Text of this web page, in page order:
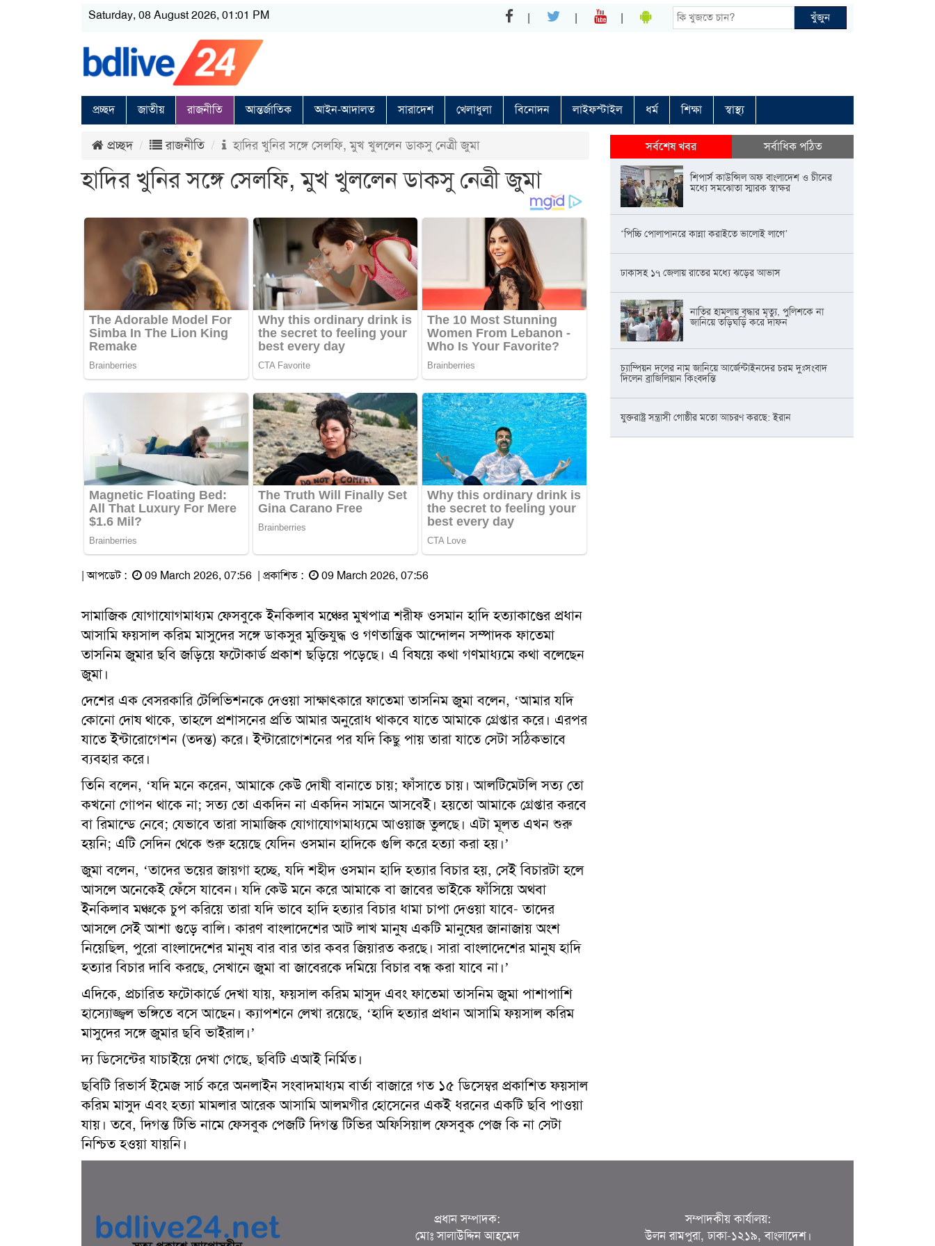
Saturday, 08 August 2026, 01:01 PM খুঁজুন
প্রচ্ছদ জাতীয় রাজনীতি আন্তর্জাতিক আইন-আদালত সারাদেশ খেলাধুলা বিনোদন লাইফস্টাইল ধর্ম শিক্ষা স্বাস্থ্য
প্রচ্ছদ রাজনীতি হাদির খুনির সঙ্গে সেলফি, মুখ খুললেন ডাকসু নেত্রী জুমা
হাদির খুনির সঙ্গে সেলফি, মুখ খুললেন ডাকসু নেত্রী জুমা
| আপডেট : 09 March 2026, 07:56 | প্রকাশিত : 09 March 2026, 07:56
সামাজিক যোগাযোগমাধ্যম ফেসবুকে ইনকিলাব মঞ্চের মুখপাত্র শরীফ ওসমান হাদি হত্যাকাণ্ডের প্রধান
আসামি ফয়সাল করিম মাসুদের সঙ্গে ডাকসুর মুক্তিযুদ্ধ ও গণতান্ত্রিক আন্দোলন সম্পাদক ফাতেমা
তাসনিম জুমার ছবি জড়িয়ে ফটোকার্ড প্রকাশ ছড়িয়ে পড়েছে। এ বিষয়ে কথা গণমাধ্যমে কথা বলেছেন
জুমা।
দেশের এক বেসরকারি টেলিভিশনকে দেওয়া সাক্ষাৎকারে ফাতেমা তাসনিম জুমা বলেন, ‘আমার যদি
কোনো দোষ থাকে, তাহলে প্রশাসনের প্রতি আমার অনুরোধ থাকবে যাতে আমাকে গ্রেপ্তার করে। এরপর
যাতে ইন্টারোগেশন (তদন্ত) করে। ইন্টারোগেশনের পর যদি কিছু পায় তারা যাতে সেটা সঠিকভাবে
ব্যবহার করে।
তিনি বলেন, ‘যদি মনে করেন, আমাকে কেউ দোষী বানাতে চায়; ফাঁসাতে চায়। আলটিমেটলি সত্য তো
কখনো গোপন থাকে না; সত্য তো একদিন না একদিন সামনে আসবেই। হয়তো আমাকে গ্রেপ্তার করবে
বা রিমান্ডে নেবে; যেভাবে তারা সামাজিক যোগাযোগমাধ্যমে আওয়াজ তুলছে। এটা মূলত এখন শুরু
হয়নি; এটি সেদিন থেকে শুরু হয়েছে যেদিন ওসমান হাদিকে গুলি করে হত্যা করা হয়।’
জুমা বলেন, ‘তাদের ভয়ের জায়গা হচ্ছে, যদি শহীদ ওসমান হাদি হত্যার বিচার হয়, সেই বিচারটা হলে
আসলে অনেকেই ফেঁসে যাবেন। যদি কেউ মনে করে আমাকে বা জাবের ভাইকে ফাঁসিয়ে অথবা
ইনকিলাব মঞ্চকে চুপ করিয়ে তারা যদি ভাবে হাদি হত্যার বিচার ধামা চাপা দেওয়া যাবে- তাদের
আসলে সেই আশা গুড়ে বালি। কারণ বাংলাদেশের আট লাখ মানুষ একটি মানুষের জানাজায় অংশ
নিয়েছিল, পুরো বাংলাদেশের মানুষ বার বার তার কবর জিয়ারত করছে। সারা বাংলাদেশের মানুষ হাদি
হত্যার বিচার দাবি করছে, সেখানে জুমা বা জাবেরকে দমিয়ে বিচার বন্ধ করা যাবে না।’
এদিকে, প্রচারিত ফটোকার্ডে দেখা যায়, ফয়সাল করিম মাসুদ এবং ফাতেমা তাসনিম জুমা পাশাপাশি
হাস্যোজ্জ্বল ভঙ্গিতে বসে আছেন। ক্যাপশনে লেখা রয়েছে, ‘হাদি হত্যার প্রধান আসামি ফয়সাল করিম
মাসুদের সঙ্গে জুমার ছবি ভাইরাল।’
দ্য ডিসেন্টের যাচাইয়ে দেখা গেছে, ছবিটি এআই নির্মিত।
ছবিটি রিভার্স ইমেজ সার্চ করে অনলাইন সংবাদমাধ্যম বার্তা বাজারে গত ১৫ ডিসেম্বর প্রকাশিত ফয়সাল
করিম মাসুদ এবং হত্যা মামলার আরেক আসামি আলমগীর হোসেনের একই ধরনের একটি ছবি পাওয়া
যায়। তবে, দিগন্ত টিভি নামে ফেসবুক পেজটি দিগন্ত টিভির অফিসিয়াল ফেসবুক পেজ কি না সেটা
নিশ্চিত হওয়া যায়নি।
সর্বশেষ খবর সর্বাধিক পঠিত
শিপার্স কাউন্সিল অফ বাংলাদেশ ও চীনের
মধ্যে সমঝোতা স্মারক স্বাক্ষর
‘পিচ্চি পোলাপানরে কান্না করাইতে ভালোই লাগে’
ঢাকাসহ ১৭ জেলায় রাতের মধ্যে ঝড়ের আভাস
নাতির হামলায় বৃদ্ধার মৃত্যু, পুলিশকে না
জানিয়ে তড়িঘড়ি করে দাফন
চ্যাম্পিয়ন দলের নাম জানিয়ে আর্জেন্টাইনদের চরম দুঃসংবাদ
দিলেন ব্রাজিলিয়ান কিংবদন্তি
যুক্তরাষ্ট্র সন্ত্রাসী গোষ্ঠীর মতো আচরণ করছে: ইরান
প্রধান সম্পাদক:
মোঃ সালাউদ্দিন আহমেদ
সম্পাদকীয় কার্যালয়:
উলন রামপুরা, ঢাকা-১২১৯, বাংলাদেশ।